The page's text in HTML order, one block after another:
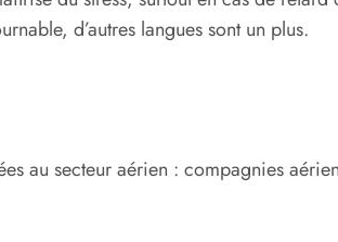
d’autres langues sont un plus.
au secteur aérien : compagnies